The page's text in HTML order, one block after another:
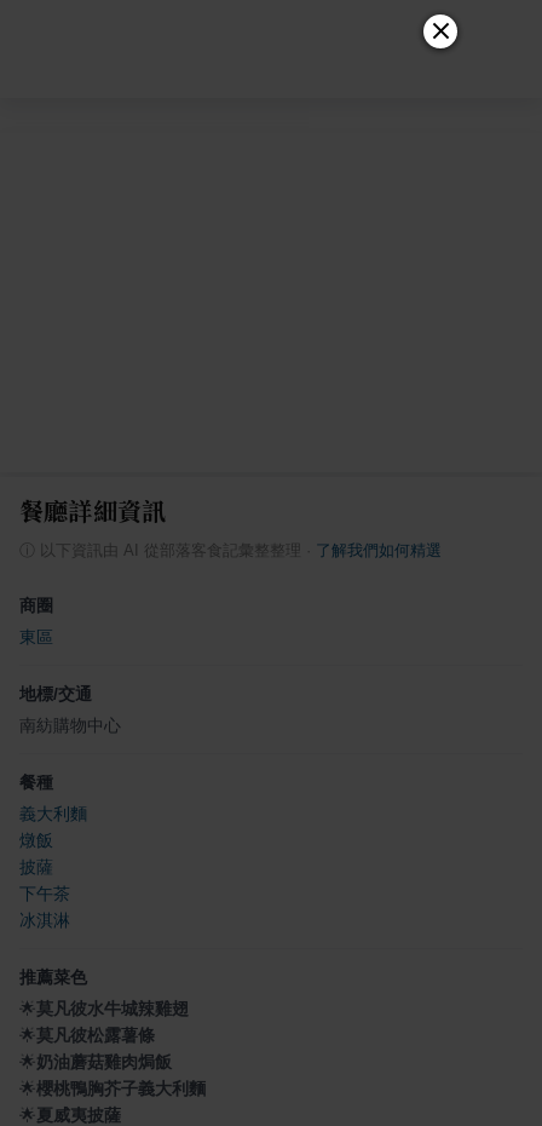
餐廳詳細資訊
ⓘ 以下資訊由 AI 從部落客食記彙整整理 了解我們如何精選
商圈
東區
地標/交通
南紡購物中心
餐種
義大利麵
燉飯
披薩
下午茶
冰淇淋
推薦菜色
🌟莫凡彼水牛城辣雞翅
🌟莫凡彼松露薯條
🌟奶油蘑菇雞肉焗飯
🌟櫻桃鴨胸芥子義大利麵
🌟夏威夷披薩